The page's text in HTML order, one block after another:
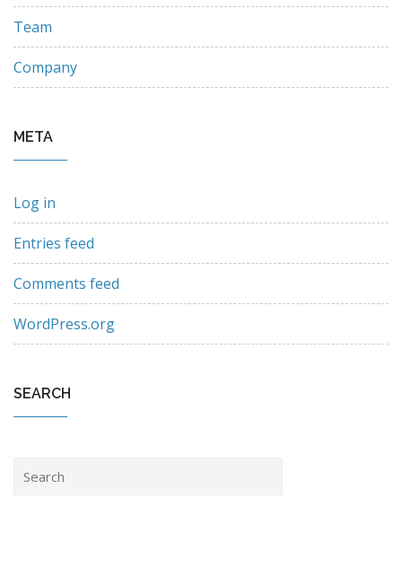
Team
Company
META
Log in
Entries feed
Comments feed
WordPress.org
SEARCH